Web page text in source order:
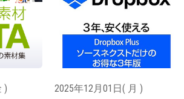
) 2025年12月01日( 月 )